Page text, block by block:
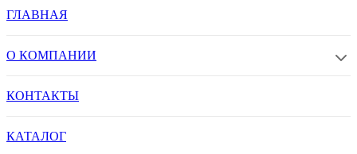
ГЛАВНАЯ
О КОМПАНИИ
КОНТАКТЫ
КАТАЛОГ